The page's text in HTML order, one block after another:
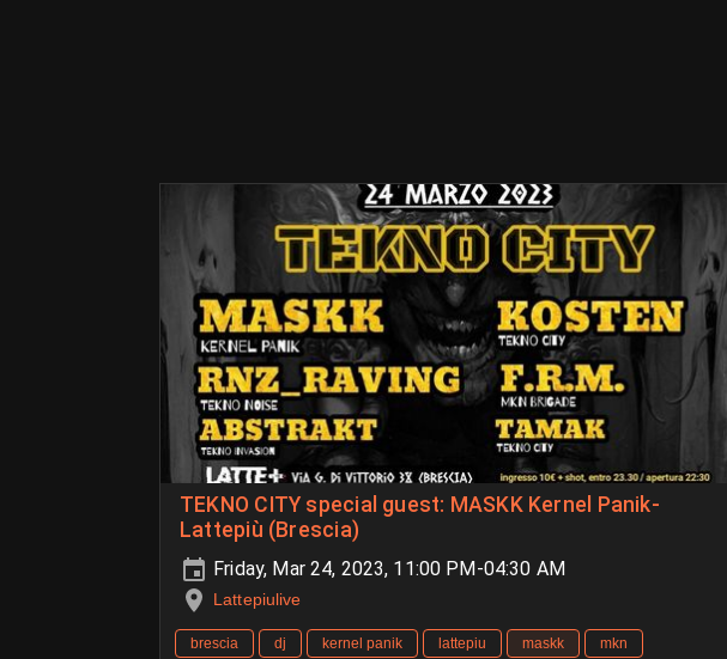
TEKNO CITY special guest: MASKK Kernel Panik-
Lattepiù (Brescia)
Friday, Mar 24, 2023, 11:00 PM-04:30 AM
Lattepiulive
brescia dj kernel panik lattepiu maskk mkn